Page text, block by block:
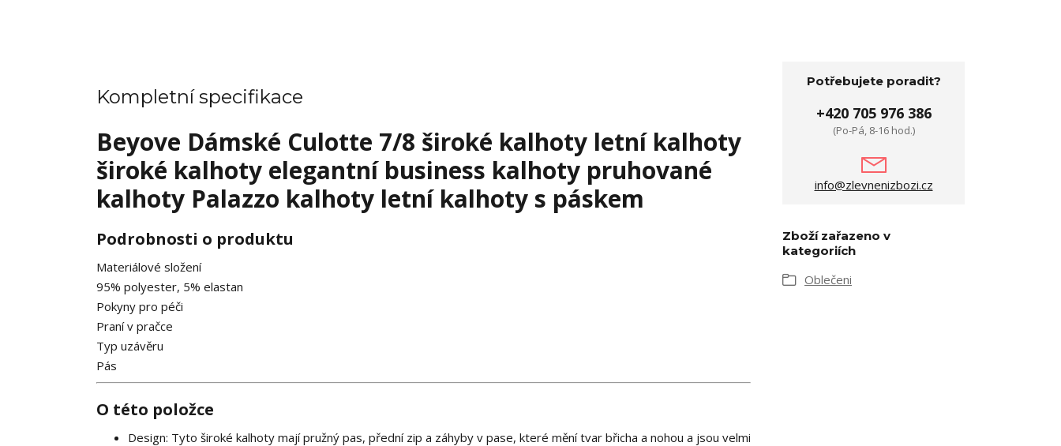
Kompletní specifikace
Beyove Dámské Culotte 7/8 široké kalhoty letní kalhoty
široké kalhoty elegantní business kalhoty pruhované
kalhoty Palazzo kalhoty letní kalhoty s páskem
Podrobnosti o produktu
Materiálové složení
95% polyester, 5% elastan
Pokyny pro péči
Praní v pračce
Typ uzávěru
Pás
O této položce
Design: Tyto široké kalhoty mají pružný pas, přední zip a záhyby v pase, které mění tvar břicha a nohou a jsou velmi
Potřebujete poradit?
+420 705 976 386
(Po-Pá, 8-16 hod.)
info@zlevnenizbozi.cz
Zboží zařazeno v
kategoriích
Oblečeni